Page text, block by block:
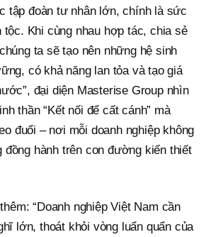
tập đoàn tư nhân lớn, chính là sức
tộc. Khi cùng nhau hợp tác, chia sẻ
ta sẽ tạo nên những hệ sinh
có khả năng lan tỏa và tạo giá
đại diện Masterise Group nhìn
thần “Kết nối để cất cánh” mà
đuổi – nơi mỗi doanh nghiệp không
đồng hành trên con đường kiến thiết
“Doanh nghiệp Việt Nam cần
lớn, thoát khỏi vòng luẩn quẩn của